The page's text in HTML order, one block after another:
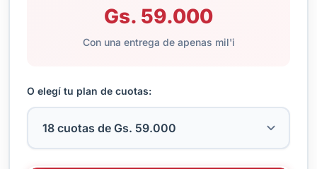
Gs. 59.000
Con una entrega de apenas mil'i
O elegí tu plan de cuotas: